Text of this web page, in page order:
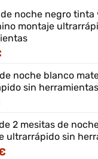
noche negro tinta
montaje
noche blanco
sin herramientas
2 mesitas de
ultrarrápido sin